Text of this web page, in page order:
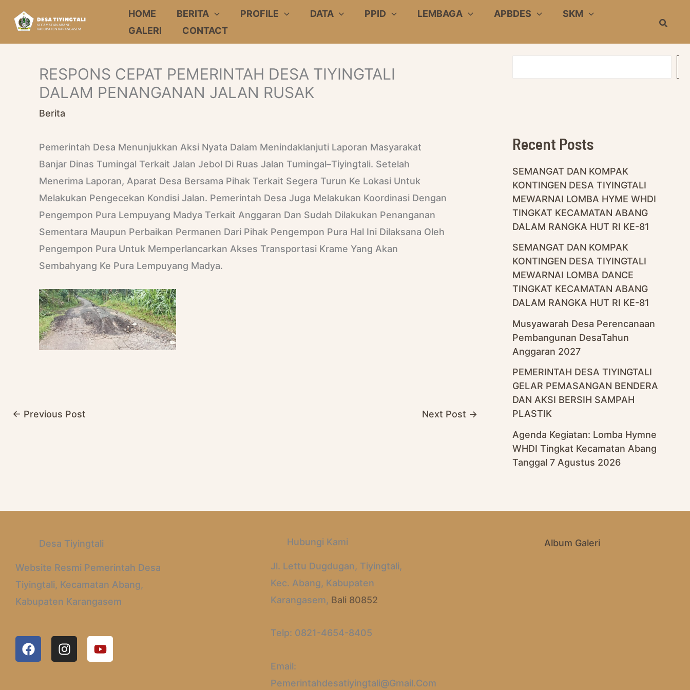
Content
HOME BERITA PROFILE DATA PPID LEMBAGA APBDES
SKM
GALERI
CONTACT
Search
RESPONS CEPAT PEMERINTAH DESA TIYINGTALI
DALAM PENANGANAN JALAN RUSAK
Berita
Pemerintah Desa Menunjukkan Aksi Nyata Dalam Menindaklanjuti Laporan Masyarakat
Banjar Dinas Tumingal Terkait Jalan Jebol Di Ruas Jalan Tumingal–Tiyingtali. Setelah
Menerima Laporan, Aparat Desa Bersama Pihak Terkait Segera Turun Ke Lokasi Untuk
Melakukan Pengecekan Kondisi Jalan. Pemerintah Desa Juga Melakukan Koordinasi Dengan
Pengempon Pura Lempuyang Madya Terkait Anggaran Dan Sudah Dilakukan Penanganan
Sementara Maupun Perbaikan Permanen Dari Pihak Pengempon Pura Hal Ini Dilaksana Oleh
Pengempon Pura Untuk Memperlancarkan Akses Transportasi Krame Yang Akan
Sembahyang Ke Pura Lempuyang Madya.
← Previous Post Next Post →
S
H
Recent Posts
SEMANGAT DAN KOMPAK
KONTINGEN DESA TIYINGTALI
MEWARNAI LOMBA HYME WHDI
TINGKAT KECAMATAN ABANG
DALAM RANGKA HUT RI KE-81
SEMANGAT DAN KOMPAK
KONTINGEN DESA TIYINGTALI
MEWARNAI LOMBA DANCE
TINGKAT KECAMATAN ABANG
DALAM RANGKA HUT RI KE-81
Musyawarah Desa Perencanaan
Pembangunan DesaTahun
Anggaran 2027
PEMERINTAH DESA TIYINGTALI
GELAR PEMASANGAN BENDERA
DAN AKSI BERSIH SAMPAH
PLASTIK
Agenda Kegiatan: Lomba Hymne
WHDI Tingkat Kecamatan Abang
Tanggal 7 Agustus 2026
Desa Tiyingtali
Website Resmi Pemerintah Desa
Tiyingtali, Kecamatan Abang,
Kabupaten Karangasem
F
A
I
N
Y
O
Hubungi Kami
Jl. Lettu Dugdugan, Tiyingtali,
Kec. Abang, Kabupaten
Karangasem, Bali 80852
Telp: 0821-4654-8405
Email:
Pemerintahdesatiyingtali@gmail.com
Album Galeri